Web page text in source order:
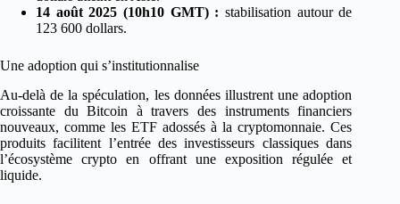
14 août 2025 (10h10 GMT) : stabilisation autour de
123 600 dollars.
Une adoption qui s’institutionnalise
Au-delà de la spéculation, les données illustrent une adoption
croissante du Bitcoin à travers des instruments financiers
nouveaux, comme les ETF adossés à la cryptomonnaie. Ces
produits facilitent l’entrée des investisseurs classiques dans
l’écosystème crypto en offrant une exposition régulée et
liquide.